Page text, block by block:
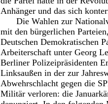
Anhänger und das sich
Die Wahlen zur
mit den bürgerlichen
Deutschen Demokratischen
Arbeiterschaft unter Georg
Berliner Polizeipräsidenten
Linksaußen in der zur
Abwehrschlacht gegen die
Militär verloren: die